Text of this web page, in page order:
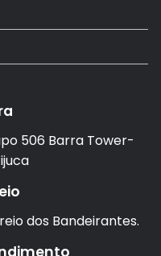
506 Barra Tower-
dos Bandeirantes.